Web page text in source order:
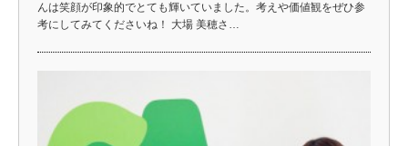
んは笑顔が印象的でとても輝いていました。考えや価値観をぜひ参
考にしてみてくださいね！ 大場 美穂さ…